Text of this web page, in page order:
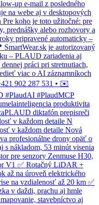
v každom detaile N